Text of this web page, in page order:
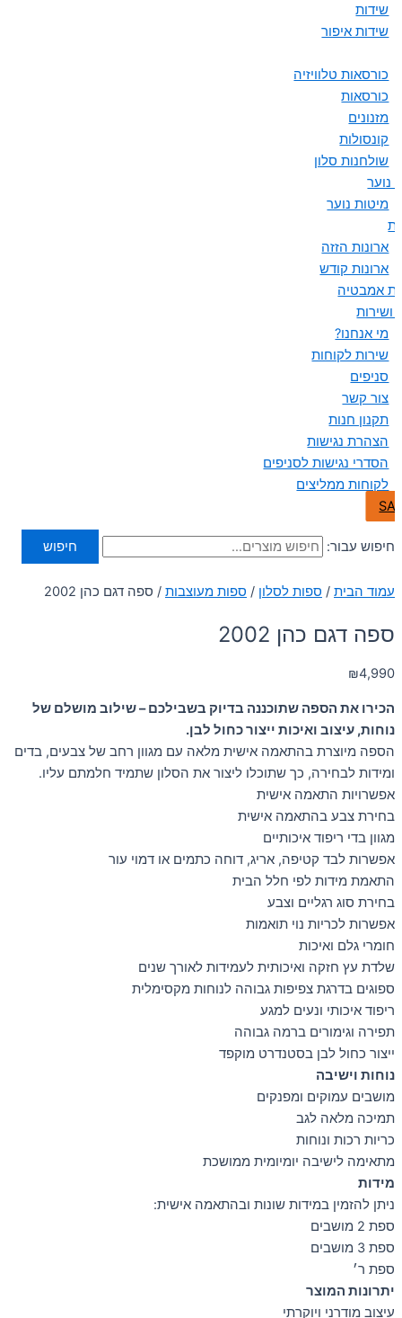
שידות
שידות איפור
כורסאות טלוויזיה
כורסאות
מזנונים
קונסולות
שולחנות סלון
נוער
מיטות נוער
ארונות הזזה
ארונות קודש
אמבטיה
ושירות
מי אנחנו?
שירות לקוחות
סניפים
צור קשר
תקנון חנות
הצהרת נגישות
הסדרי נגישות לסניפים
לקוחות ממליצים
חיפוש עבור: חיפוש
עמוד הבית / ספות לסלון / ספות מעוצבות / ספה דגם כהן 2002
ספה דגם כהן 2002
₪4,990
הכירו את הספה שתוכננה בדיוק בשבילכם – שילוב מושלם של
נוחות, עיצוב ואיכות ייצור כחול לבן.
הספה מיוצרת בהתאמה אישית מלאה עם מגוון רחב של צבעים, בדים
ומידות לבחירה, כך שתוכלו ליצור את הסלון שתמיד חלמתם עליו.
אפשרויות התאמה אישית
בחירת צבע בהתאמה אישית
מגוון בדי ריפוד איכותיים
אפשרות לבד קטיפה, אריג, דוחה כתמים או דמוי עור
התאמת מידות לפי חלל הבית
בחירת סוג רגליים וצבע
אפשרות לכריות נוי תואמות
חומרי גלם ואיכות
שלדת עץ חזקה ואיכותית לעמידות לאורך שנים
ספוגים בדרגת צפיפות גבוהה לנוחות מקסימלית
ריפוד איכותי ונעים למגע
תפירה וגימורים ברמה גבוהה
ייצור כחול לבן בסטנדרט מוקפד
נוחות וישיבה
מושבים עמוקים ומפנקים
תמיכה מלאה לגב
כריות רכות ונוחות
מתאימה לישיבה יומיומית ממושכת
מידות
ניתן להזמין במידות שונות ובהתאמה אישית:
ספת 2 מושבים
ספת 3 מושבים
ספת ר׳
יתרונות המוצר
עיצוב מודרני ויוקרתי